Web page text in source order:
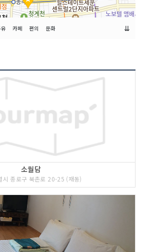
원래 청계천과 종로의 윗동네를 이르는
지명이다. 지금의 남산에 해당하는 종로
의 아랫동네는 남촌이라 했다. 북촌에는
조선시대 왕족이나 권세있는 사대부들이
살았고, 남촌에는 하급 관리들이 살았다.
근래에는 경복궁과 창덕궁 사이의 한옥마
을을 북촌이라 부른다. 한옥의 멋과 분위
기가 살아 있는 북촌 골목길 곳곳에는 북
촌 8경이 있다. 이 곳에는 방문한 사람들
을 위해 사진 촬영대(포토 스폿)을 마련
카페 편의 문화 ⇊
소월담
시 종로구 북촌로 20-25 (재동)